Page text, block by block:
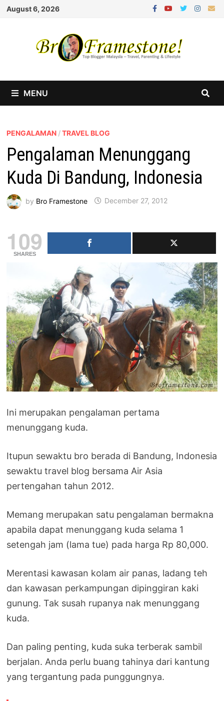
Skip
August 6, 2026
MENU
PENGALAMAN /TRAVEL BLOG
Pengalaman Menunggang
Kuda Di Bandung, Indonesia
by Bro Framestone December 27, 2012
109
SHARES
Ini merupakan pengalaman pertama
menunggang kuda.
Itupun sewaktu bro berada di Bandung, Indonesia
sewaktu travel blog bersama Air Asia
pertengahan tahun 2012.
Memang merupakan satu pengalaman bermakna
apabila dapat menunggang kuda selama 1
setengah jam (lama tue) pada harga Rp 80,000.
Merentasi kawasan kolam air panas, ladang teh
dan kawasan perkampungan dipinggiran kaki
gunung. Tak susah rupanya nak menunggang
kuda.
Dan paling penting, kuda suka terberak sambil
berjalan. Anda perlu buang tahinya dari kantung
yang tergantung pada punggungnya.